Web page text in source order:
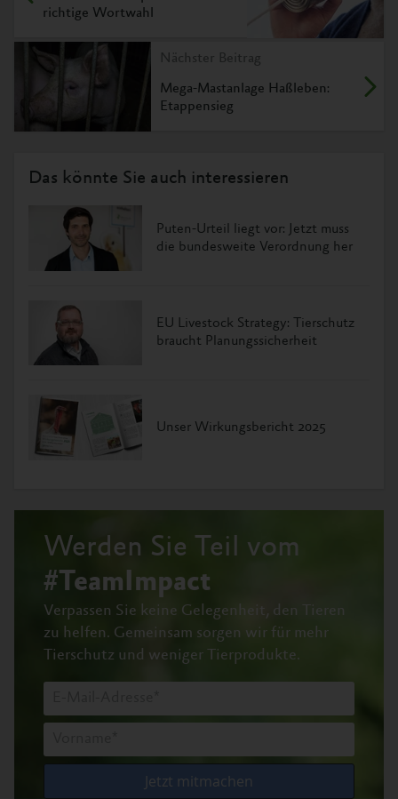
richtige Wortwahl
Nächster Beitrag
Mega-Mastanlage Haßleben:
Etappensieg
Das könnte Sie auch interessieren
Puten-Urteil liegt vor: Jetzt muss
die bundesweite Verordnung her
EU Livestock Strategy: Tierschutz
braucht Planungssicherheit
Unser Wirkungsbericht 2025
Werden Sie Teil vom
#TeamImpact
Verpassen Sie keine Gelegenheit, den Tieren
zu helfen. Gemeinsam sorgen wir für mehr
Tierschutz und weniger Tierprodukte.